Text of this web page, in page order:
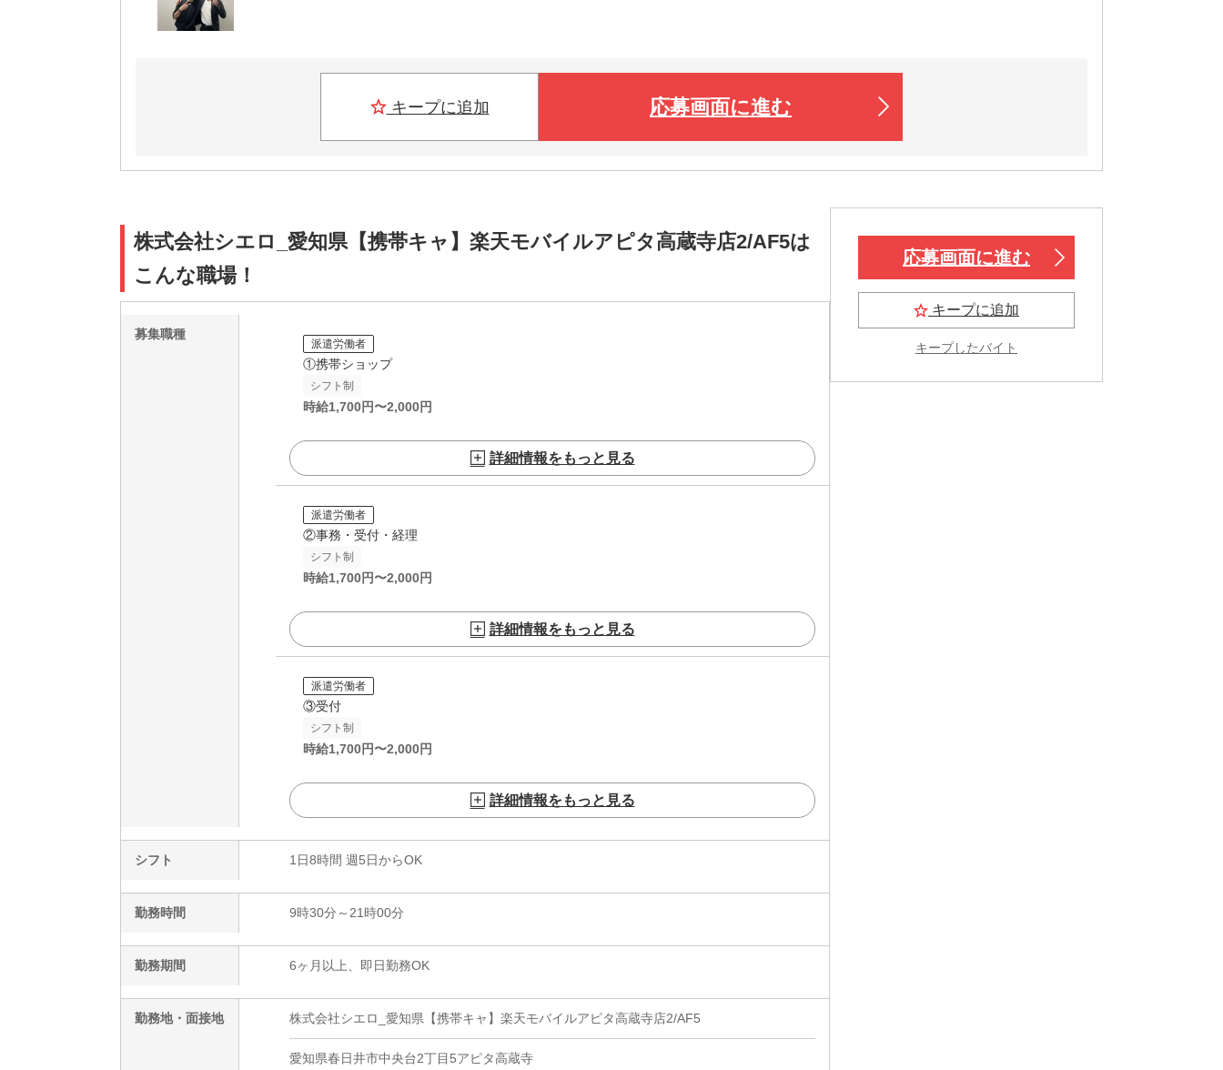
キープに追加 応募画面に進む
株式会社シエロ_愛知県【携帯キャ】楽天モバイルアピタ高蔵寺店2/AF5は
こんな職場！
募集職種
派遣労働者
①携帯ショップ
シフト制
時給1,700円〜2,000円
詳細情報をもっと見る
派遣労働者
②事務・受付・経理
シフト制
時給1,700円〜2,000円
詳細情報をもっと見る
派遣労働者
③受付
シフト制
時給1,700円〜2,000円
詳細情報をもっと見る
シフト 1日8時間 週5日からOK
勤務時間 9時30分～21時00分
勤務期間 6ヶ月以上、即日勤務OK
勤務地・面接地 株式会社シエロ_愛知県【携帯キャ】楽天モバイルアピタ高蔵寺店2/AF5
愛知県春日井市中央台2丁目5アピタ高蔵寺
応募画面に進む
キープに追加
キープしたバイト